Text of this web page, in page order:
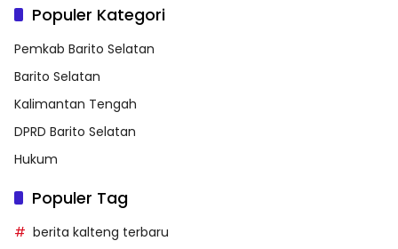
Populer Kategori
Pemkab Barito Selatan
Barito Selatan
Kalimantan Tengah
DPRD Barito Selatan
Hukum
Populer Tag
berita kalteng terbaru